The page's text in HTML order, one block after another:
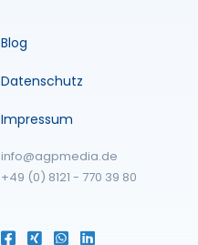
Blog
Datenschutz
Impressum
info@agpmedia.de
+49 (0) 8121 - 770 39 80